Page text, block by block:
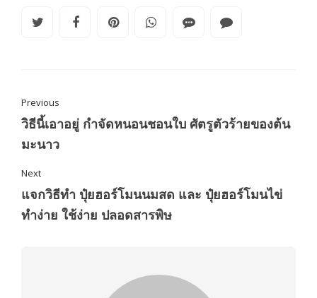
Previous
วิธีนี้เอาอยู่ กำจัดหนอนชอนใบ ศัตรูตัวร้ายของต้น
มะนาว
Next
แจกวิธีทำ ปุ๋ยฮอร์โมนนมสด และ ปุ๋ยฮอร์โมนไข่
ทำง่าย ใช้ง่าย ปลอดสารพิษ